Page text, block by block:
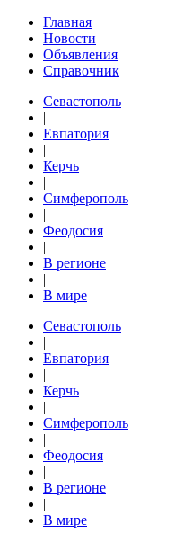
Главная
Новости
Объявления
Справочник
Севастополь
|
Евпатория
|
Керчь
|
Симферополь
|
Феодосия
|
В регионе
|
В мире
Севастополь
|
Евпатория
|
Керчь
|
Симферополь
|
Феодосия
|
В регионе
|
В мире